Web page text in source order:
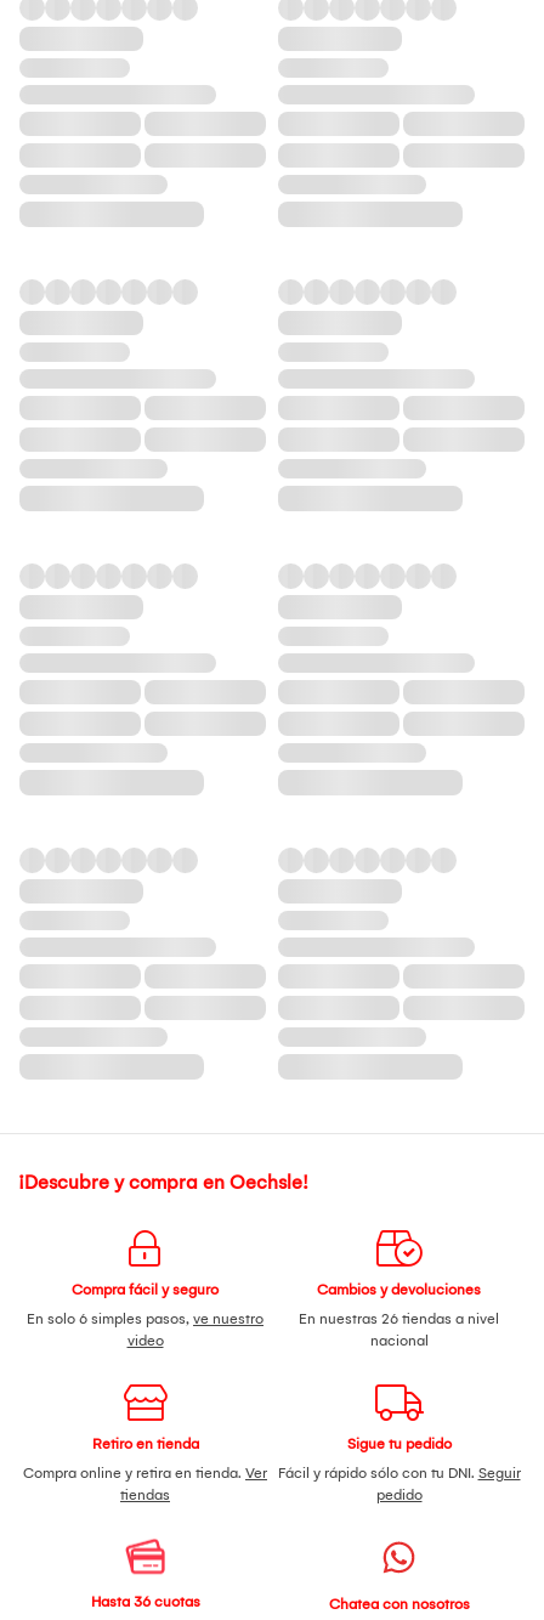
¡Descubre y compra en Oechsle!
Compra fácil y seguro
En solo 6 simples pasos, ve nuestro
video
Cambios y devoluciones
En nuestras 26 tiendas a nivel
nacional
Retiro en tienda
Compra online y retira en tienda. Ver
tiendas
Sigue tu pedido
Fácil y rápido sólo con tu DNI. Seguir
pedido
Hasta 36 cuotas
Chatea con nosotros